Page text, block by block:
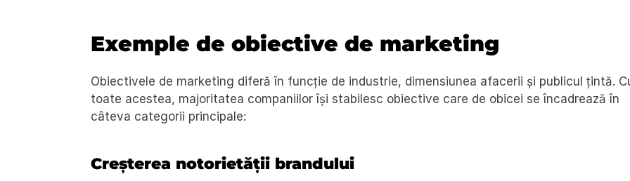
Exemple de obiective de marketing
Obiectivele de marketing diferă în funcție de industrie, dimensiunea afacerii și publicul țintă.
toate acestea, majoritatea companiilor își stabilesc obiective care de obicei se încadrează în
câteva categorii principale:
Creșterea notorietății brandului